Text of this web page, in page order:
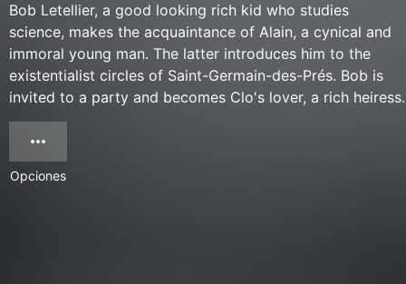
Bob Letellier, a good looking rich kid who studies
science, makes the acquaintance of Alain, a cynical and
immoral young man. The latter introduces him to the
existentialist circles of Saint-Germain-des-Prés. Bob is
invited to a party and becomes Clo's lover, a rich heiress.
Opciones